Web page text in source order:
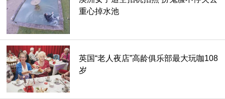
重心掉水池
英国“老人夜店”高龄俱乐部最大玩咖108
岁